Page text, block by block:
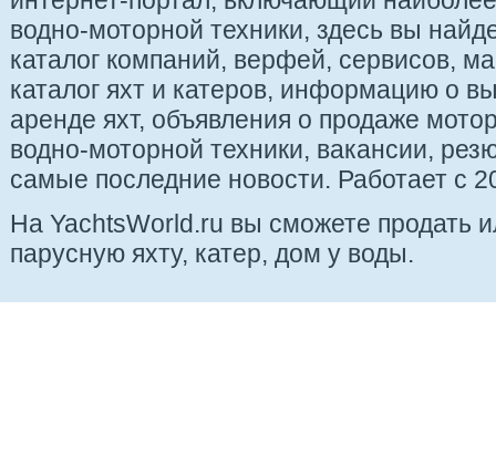
водно-моторной техники, здесь вы
каталог компаний, верфей, сервисов,
каталог яхт и катеров, информацию о
аренде яхт, объявления о продаже
водно-моторной техники, вакансии,
самые последние новости. Работает с
На YachtsWorld.ru вы сможете продать
парусную яхту, катер, дом у воды.